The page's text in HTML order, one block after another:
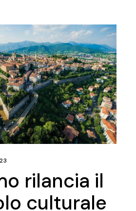
rilancia il
culturale